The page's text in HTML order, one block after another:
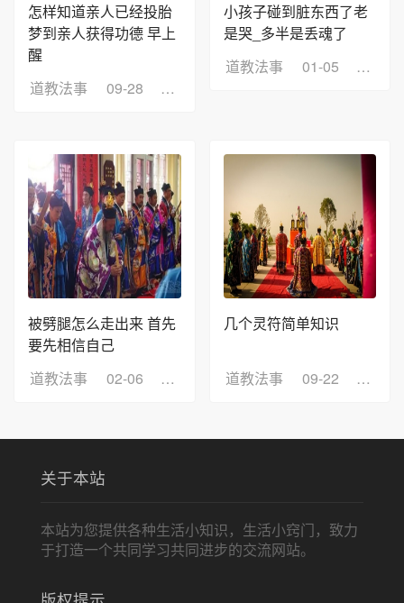
怎样知道亲人已经投胎
梦到亲人获得功德 早上
醒
道教法事
09-28 浏览：8
小孩子碰到脏东西了老
是哭_多半是丢魂了
道教法事
01-05 浏览
被劈腿怎么走出来 首先
要先相信自己
道教法事
02-06 浏览：5
几个灵符简单知识
道教法事 09-22 浏览
关于本站
本站为您提供各种生活小知识，生活小窍门，致力
于打造一个共同学习共同进步的交流网站。